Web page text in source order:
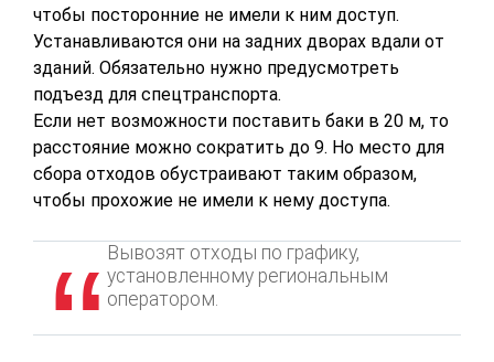
чтобы посторонние не имели к ним доступ.
Устанавливаются они на задних дворах вдали от
зданий. Обязательно нужно предусмотреть
подъезд для спецтранспорта.
Если нет возможности поставить баки в 20 м, то
расстояние можно сократить до 9. Но место для
сбора отходов обустраивают таким образом,
чтобы прохожие не имели к нему доступа.
Вывозят отходы по графику,
установленному региональным
оператором.